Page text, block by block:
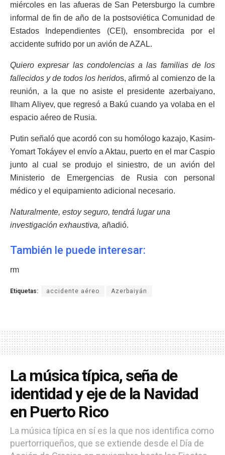
miércoles en las afueras de San Petersburgo la cumbre
informal de fin de año de la postsoviética Comunidad de
Estados Independientes (CEI), ensombrecida por el
accidente sufrido por un avión de AZAL.
Quiero expresar las condolencias a las familias de los
fallecidos y de todos los heridos, afirmó al comienzo de la
reunión, a la que no asiste el presidente azerbaiyano,
Ilham Aliyev, que regresó a Bakú cuando ya volaba en el
espacio aéreo de Rusia.
Putin señaló que acordó con su homólogo kazajo, Kasim-
Yomart Tokáyev el envío a Aktau, puerto en el mar Caspio
junto al cual se produjo el siniestro, de un avión del
Ministerio de Emergencias de Rusia con personal
médico y el equipamiento adicional necesario.
Naturalmente, estoy seguro, tendrá lugar una
investigación exhaustiva, añadió.
También le puede interesar:
rm
Etiquetas: accidente aéreo Azerbaiyán
La música típica, seña de
identidad y eje de la Navidad
en Puerto Rico
La música típica en sí es la que nos identifica como
puertorriqueños, que se extiende desde el Día de